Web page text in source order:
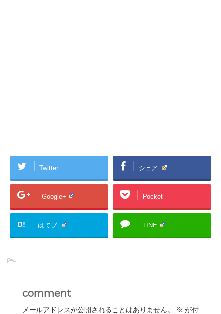
Twitter シェア
Google+ Pocket
B! はてブ LINE
-
comment
メールアドレスが公開されることはありません。 ※ が付